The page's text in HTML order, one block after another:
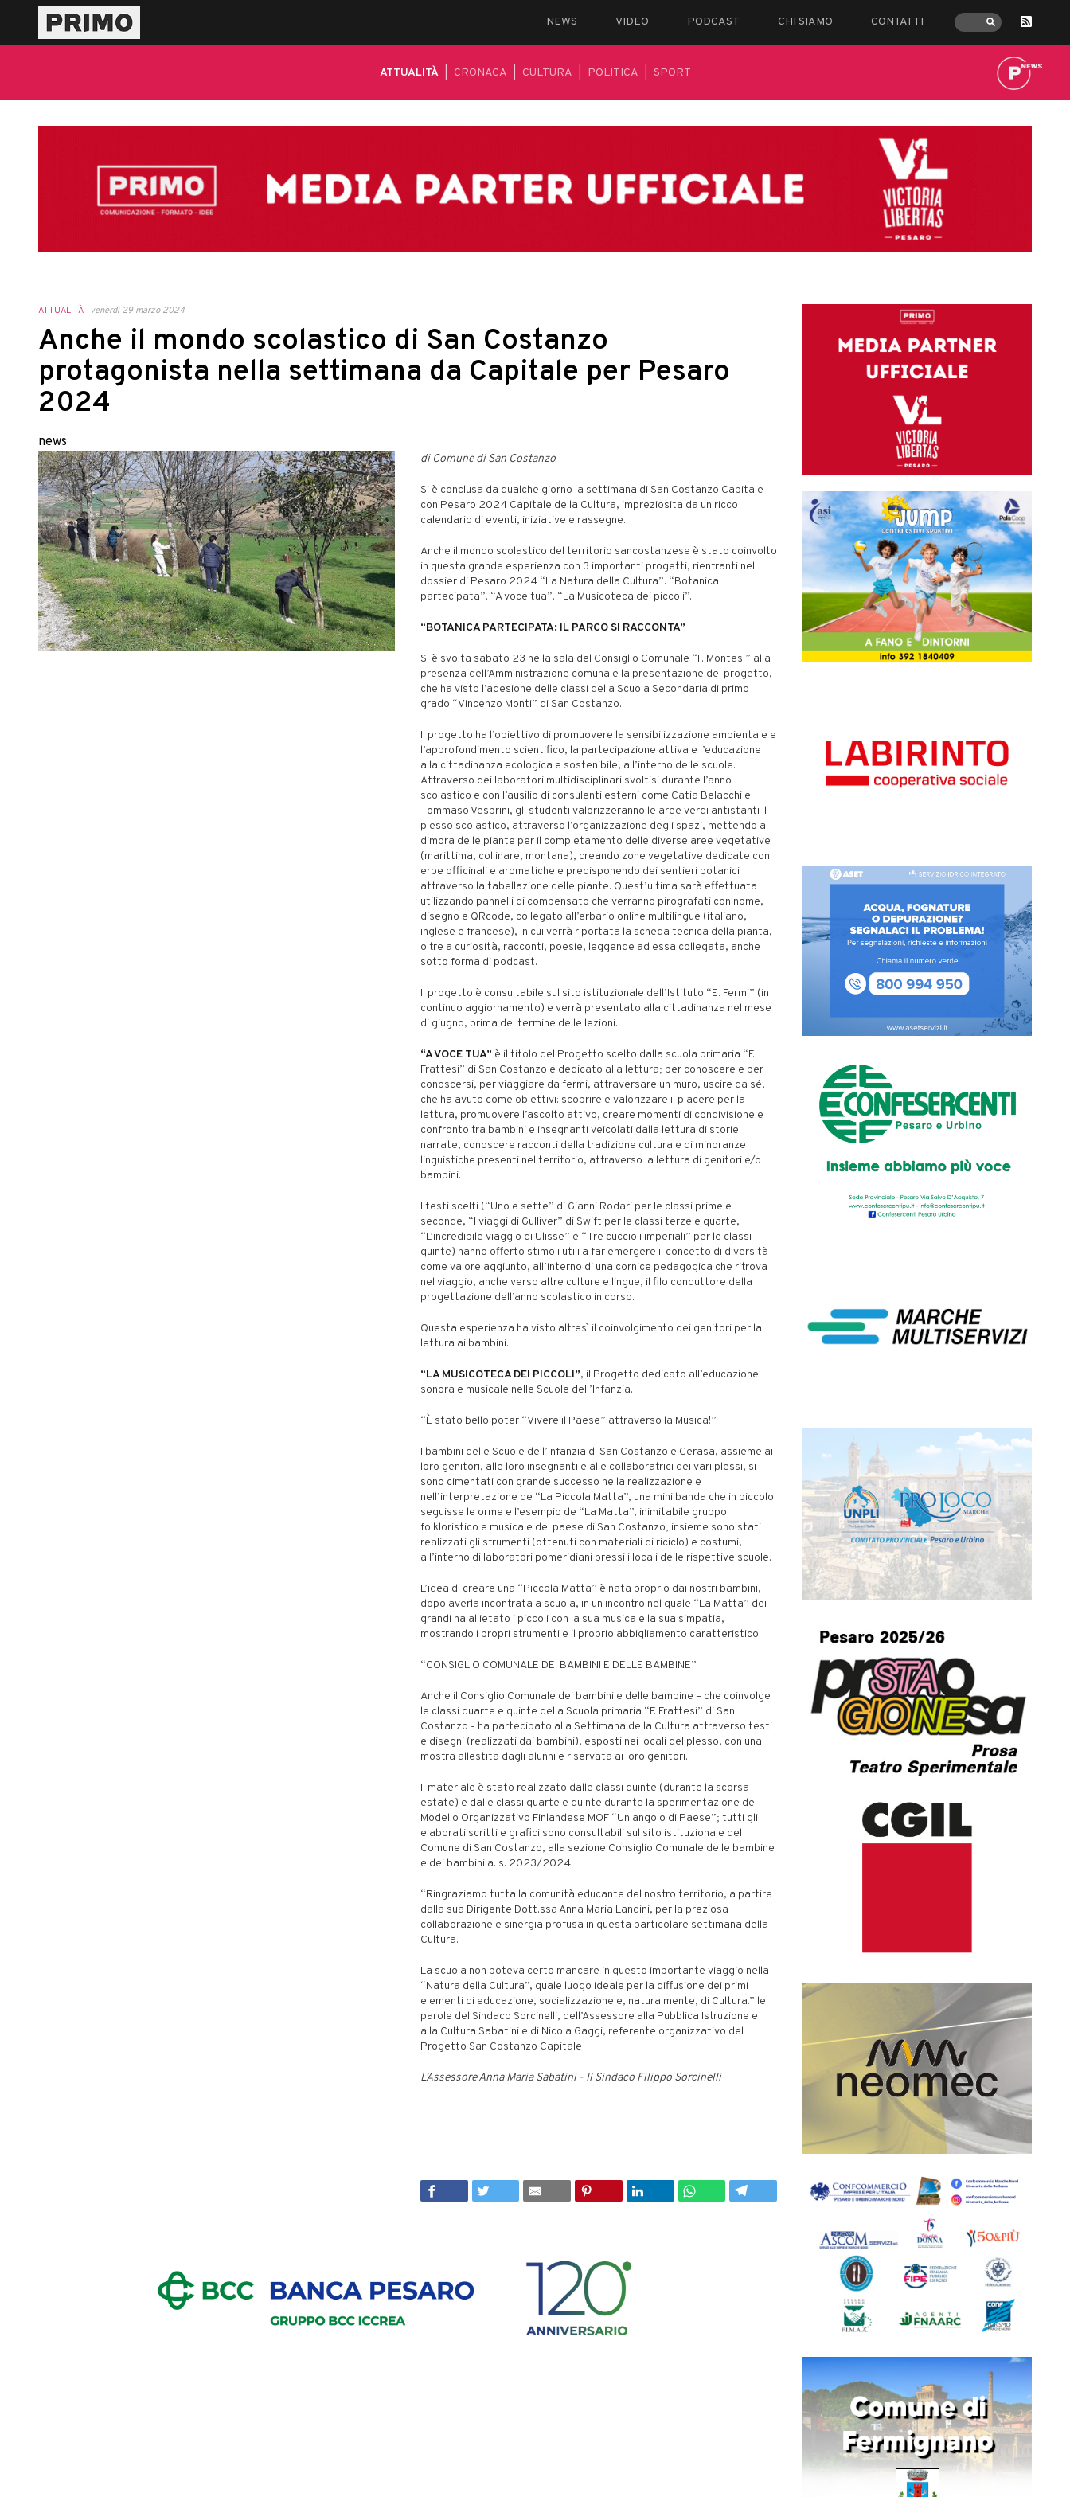
NEWS VIDEO PODCAST CHI SIAMO CONTATTI
ATTUALITÀ CRONACA CULTURA POLITICA SPORT
ATTUALITÀ venerdì 29 marzo 2024
Anche il mondo scolastico di San Costanzo
protagonista nella settimana da Capitale per Pesaro
2024
news
di Comune di San Costanzo
Si è conclusa da qualche giorno la settimana di San Costanzo Capitale
con Pesaro 2024 Capitale della Cultura, impreziosita da un ricco
calendario di eventi, iniziative e rassegne.
Anche il mondo scolastico del territorio sancostanzese è stato coinvolto
in questa grande esperienza con 3 importanti progetti, rientranti nel
dossier di Pesaro 2024 “La Natura della Cultura”: “Botanica
partecipata”, “A voce tua”, “La Musicoteca dei piccoli”.
“BOTANICA PARTECIPATA: IL PARCO SI RACCONTA”
Si è svolta sabato 23 nella sala del Consiglio Comunale “F. Montesi” alla
presenza dell’Amministrazione comunale la presentazione del progetto,
che ha visto l’adesione delle classi della Scuola Secondaria di primo
grado “Vincenzo Monti” di San Costanzo.
Il progetto ha l’obiettivo di promuovere la sensibilizzazione ambientale e
l’approfondimento scientifico, la partecipazione attiva e l’educazione
alla cittadinanza ecologica e sostenibile, all’interno delle scuole.
Attraverso dei laboratori multidisciplinari svoltisi durante l’anno
scolastico e con l’ausilio di consulenti esterni come Catia Belacchi e
Tommaso Vesprini, gli studenti valorizzeranno le aree verdi antistanti il
plesso scolastico, attraverso l’organizzazione degli spazi, mettendo a
dimora delle piante per il completamento delle diverse aree vegetative
(marittima, collinare, montana), creando zone vegetative dedicate con
erbe officinali e aromatiche e predisponendo dei sentieri botanici
attraverso la tabellazione delle piante. Quest’ultima sarà effettuata
utilizzando pannelli di compensato che verranno pirografati con nome,
disegno e QRcode, collegato all’erbario online multilingue (italiano,
inglese e francese), in cui verrà riportata la scheda tecnica della pianta,
oltre a curiosità, racconti, poesie, leggende ad essa collegata, anche
sotto forma di podcast.
Il progetto è consultabile sul sito istituzionale dell’Istituto “E. Fermi” (in
continuo aggiornamento) e verrà presentato alla cittadinanza nel mese
di giugno, prima del termine delle lezioni.
“A VOCE TUA” è il titolo del Progetto scelto dalla scuola primaria “F.
Frattesi” di San Costanzo e dedicato alla lettura; per conoscere e per
conoscersi, per viaggiare da fermi, attraversare un muro, uscire da sé,
che ha avuto come obiettivi: scoprire e valorizzare il piacere per la
lettura, promuovere l’ascolto attivo, creare momenti di condivisione e
confronto tra bambini e insegnanti veicolati dalla lettura di storie
narrate, conoscere racconti della tradizione culturale di minoranze
linguistiche presenti nel territorio, attraverso la lettura di genitori e/o
bambini.
I testi scelti (“Uno e sette” di Gianni Rodari per le classi prime e
seconde, “I viaggi di Gulliver” di Swift per le classi terze e quarte,
“L’incredibile viaggio di Ulisse” e “Tre cuccioli imperiali” per le classi
quinte) hanno offerto stimoli utili a far emergere il concetto di diversità
come valore aggiunto, all’interno di una cornice pedagogica che ritrova
nel viaggio, anche verso altre culture e lingue, il filo conduttore della
progettazione dell’anno scolastico in corso.
Questa esperienza ha visto altresì il coinvolgimento dei genitori per la
lettura ai bambini.
“LA MUSICOTECA DEI PICCOLI”, il Progetto dedicato all’educazione
sonora e musicale nelle Scuole dell’Infanzia.
“È stato bello poter “Vivere il Paese” attraverso la Musica!”
I bambini delle Scuole dell’infanzia di San Costanzo e Cerasa, assieme ai
loro genitori, alle loro insegnanti e alle collaboratrici dei vari plessi, si
sono cimentati con grande successo nella realizzazione e
nell’interpretazione de “La Piccola Matta”, una mini banda che in piccolo
seguisse le orme e l’esempio de “La Matta”, inimitabile gruppo
folkloristico e musicale del paese di San Costanzo; insieme sono stati
realizzati gli strumenti (ottenuti con materiali di riciclo) e costumi,
all’interno di laboratori pomeridiani pressi i locali delle rispettive scuole.
L’idea di creare una “Piccola Matta” è nata proprio dai nostri bambini,
dopo averla incontrata a scuola, in un incontro nel quale “La Matta” dei
grandi ha allietato i piccoli con la sua musica e la sua simpatia,
mostrando i propri strumenti e il proprio abbigliamento caratteristico.
“CONSIGLIO COMUNALE DEI BAMBINI E DELLE BAMBINE”
Anche il Consiglio Comunale dei bambini e delle bambine – che coinvolge
le classi quarte e quinte della Scuola primaria “F. Frattesi” di San
Costanzo - ha partecipato alla Settimana della Cultura attraverso testi
e disegni (realizzati dai bambini), esposti nei locali del plesso, con una
mostra allestita dagli alunni e riservata ai loro genitori.
Il materiale è stato realizzato dalle classi quinte (durante la scorsa
estate) e dalle classi quarte e quinte durante la sperimentazione del
Modello Organizzativo Finlandese MOF “Un angolo di Paese”; tutti gli
elaborati scritti e grafici sono consultabili sul sito istituzionale del
Comune di San Costanzo, alla sezione Consiglio Comunale delle bambine
e dei bambini a. s. 2023/2024.
“Ringraziamo tutta la comunità educante del nostro territorio, a partire
dalla sua Dirigente Dott.ssa Anna Maria Landini, per la preziosa
collaborazione e sinergia profusa in questa particolare settimana della
Cultura.
La scuola non poteva certo mancare in questo importante viaggio nella
“Natura della Cultura”, quale luogo ideale per la diffusione dei primi
elementi di educazione, socializzazione e, naturalmente, di Cultura.” le
parole del Sindaco Sorcinelli, dell’Assessore alla Pubblica Istruzione e
alla Cultura Sabatini e di Nicola Gaggi, referente organizzativo del
Progetto San Costanzo Capitale
L’Assessore Anna Maria Sabatini - Il Sindaco Filippo Sorcinelli